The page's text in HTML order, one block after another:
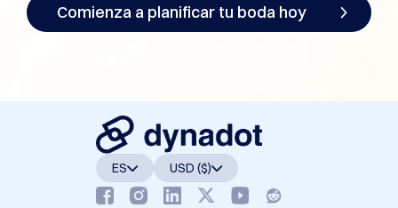
Comienza a planificar tu boda hoy
ES USD ($)